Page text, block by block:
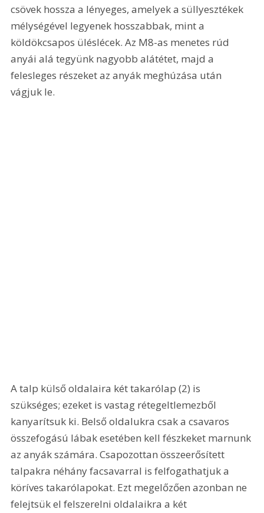
csövek hossza a lényeges, amelyek a süllyesztékek
mélységével legyenek hosszabbak, mint a
köldökcsapos üléslécek. Az M8-as menetes rúd
anyái alá tegyünk nagyobb alátétet, majd a
felesleges részeket az anyák meghúzása után
vágjuk le.
A talp külső oldalaira két takarólap (2) is
szükséges; ezeket is vastag rétegeltlemezből
kanyarítsuk ki. Belső oldalukra csak a csavaros
összefogású lábak esetében kell fészkeket marnunk
az anyák számára. Csapozottan összeerősített
talpakra néhány facsavarral is felfogathatjuk a
köríves takarólapokat. Ezt megelőzően azonban ne
felejtsük el felszerelni oldalaikra a két